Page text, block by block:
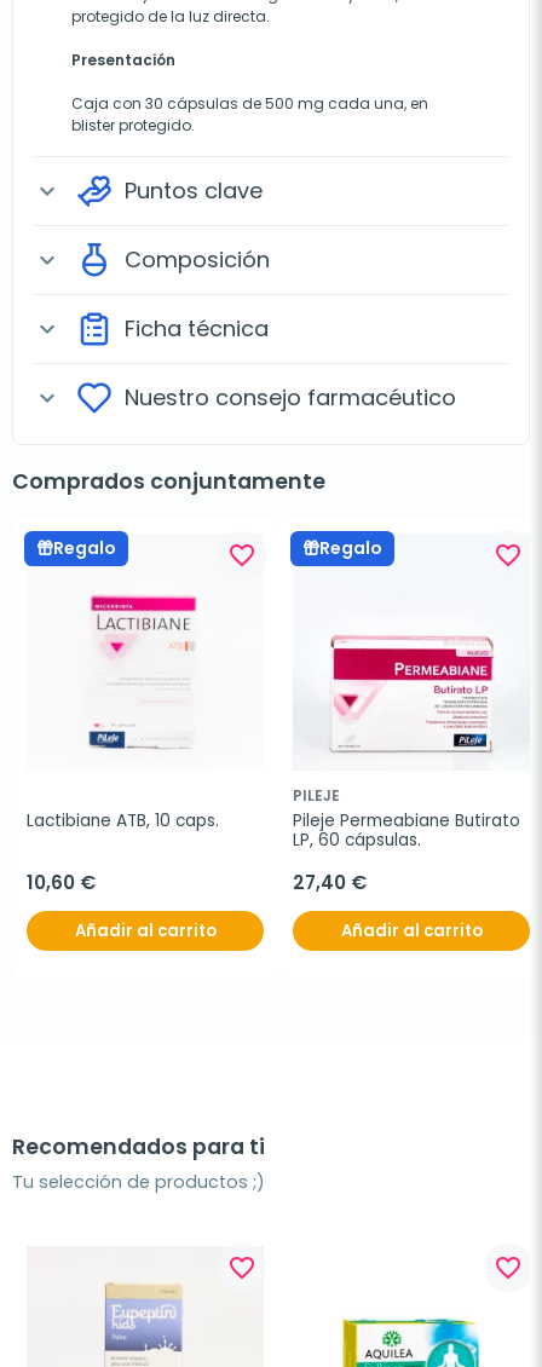
protegido de la luz directa.
Presentación
Caja con 30 cápsulas de 500 mg cada una, en
blister protegido.
expand_more Puntos clave
expand_more Composición
expand_more Ficha técnica
expand_more Nuestro consejo farmacéutico
Comprados conjuntamente
Regalo favorite_border
Lactibiane ATB, 10 caps.
10,60 €
Añadir al carrito
Regalo favorite_border
PILEJE
Pileje Permeabiane Butirato
LP, 60 cápsulas.
27,40 €
Añadir al carrito
Recomendados para ti
Tu selección de productos ;)
favorite_border favorite_border